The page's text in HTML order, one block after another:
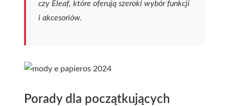
czy Eleaf, które oferują szeroki wybór funkcji
i akcesoriów.
Porady dla początkujących